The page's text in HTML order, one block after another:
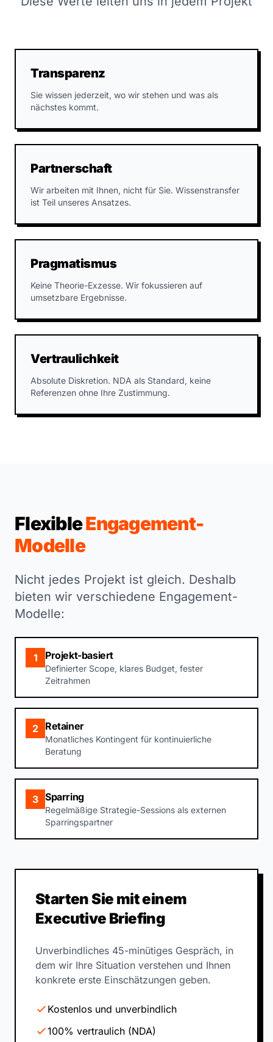
Transparenz
Sie wissen jederzeit, wo wir stehen und was als
nächstes kommt.
Partnerschaft
Wir arbeiten mit Ihnen, nicht für Sie. Wissenstransfer
ist Teil unseres Ansatzes.
Pragmatismus
Keine Theorie-Exzesse. Wir fokussieren auf
umsetzbare Ergebnisse.
Vertraulichkeit
Absolute Diskretion. NDA als Standard, keine
Referenzen ohne Ihre Zustimmung.
FlexibleEngagement-
Modelle
Nicht jedes Projekt ist gleich. Deshalb
bieten wir verschiedene Engagement-
Modelle:
1 Projekt-basiert
Definierter Scope, klares Budget, fester
Zeitrahmen
2 Retainer
Monatliches Kontingent für kontinuierliche
Beratung
3 Sparring
Regelmäßige Strategie-Sessions als externen
Sparringspartner
Starten Sie mit einem
Executive Briefing
Unverbindliches 45-minütiges Gespräch, in
dem wir Ihre Situation verstehen und Ihnen
konkrete erste Einschätzungen geben.
Kostenlos und unverbindlich
100% vertraulich (NDA)